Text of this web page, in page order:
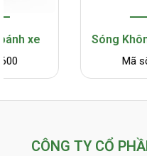
Sóng Không Quai Sắt
CÔNG TY CỔ